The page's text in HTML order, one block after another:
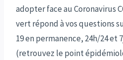
adopter face au Coronavirus
vert répond à vos questions
19 en permanence, 24h/24 et
(retrouvez le point